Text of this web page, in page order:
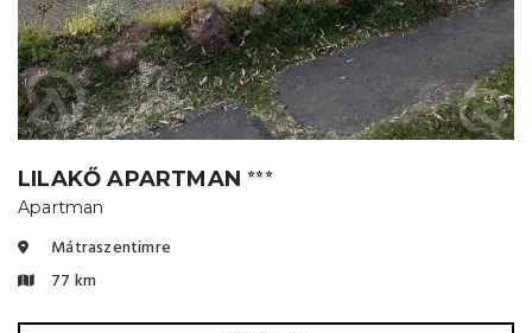
LILAKŐ APARTMAN⭐⭐⭐
Apartman
Mátraszentimre
77 km